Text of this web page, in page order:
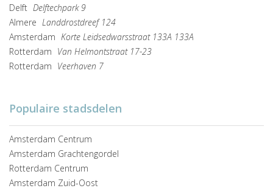
Delft Delftechpark 9
Almere Landdrostdreef 124
Amsterdam Korte Leidsedwarsstraat 133A 133A
Rotterdam Van Helmontstraat 17-23
Rotterdam Veerhaven 7
Populaire stadsdelen
Amsterdam Centrum
Amsterdam Grachtengordel
Rotterdam Centrum
Amsterdam Zuid-Oost